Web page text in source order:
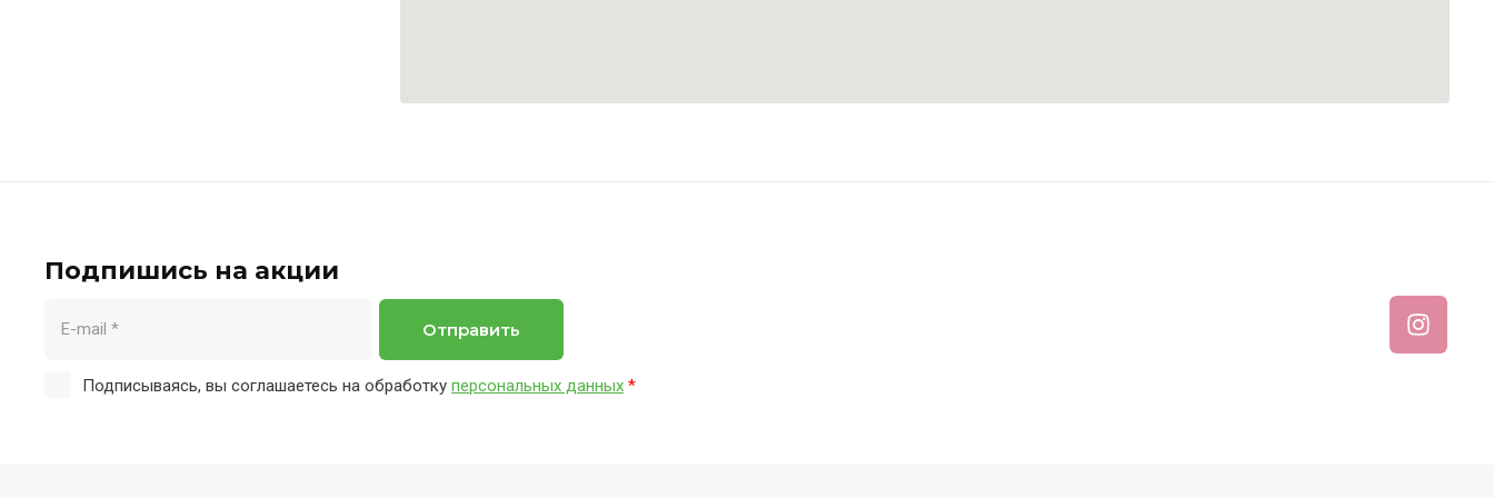
Подпишись на акции
Подписываясь, вы соглашаетесь на обработку персональных данных *
Отправить